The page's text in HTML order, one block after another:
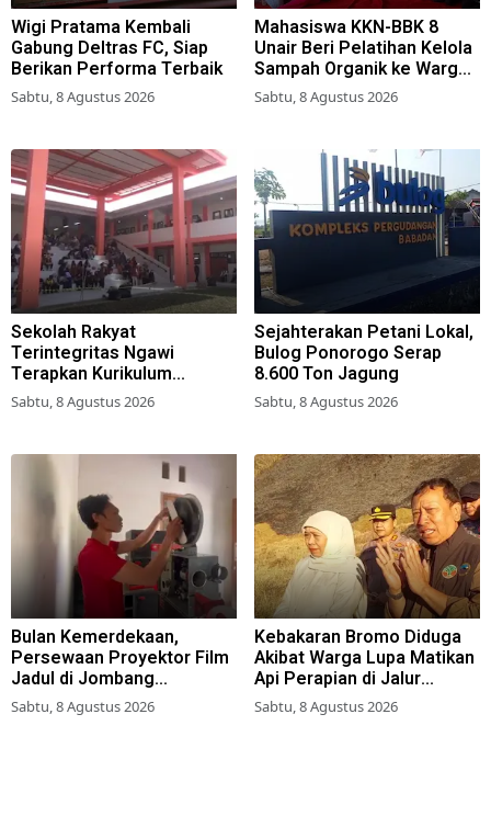
Wigi Pratama Kembali
Gabung Deltras FC, Siap
Berikan Performa Terbaik
Sabtu, 8 Agustus 2026
Mahasiswa KKN-BBK 8
Unair Beri Pelatihan Kelola
Sampah Organik ke Warga
Simokerto Surabaya
Sabtu, 8 Agustus 2026
Sekolah Rakyat
Terintegritas Ngawi
Terapkan Kurikulum
Berbasis Asrama
Sabtu, 8 Agustus 2026
Sejahterakan Petani Lokal,
Bulog Ponorogo Serap
8.600 Ton Jagung
Sabtu, 8 Agustus 2026
Bulan Kemerdekaan,
Persewaan Proyektor Film
Jadul di Jombang
Meningkat
Sabtu, 8 Agustus 2026
Kebakaran Bromo Diduga
Akibat Warga Lupa Matikan
Api Perapian di Jalur
Tradisional
Sabtu, 8 Agustus 2026